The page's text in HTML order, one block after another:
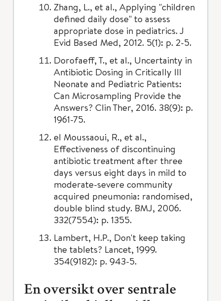
Zhang, L., et al., Applying "children
defined daily dose" to assess
appropriate dose in pediatrics. J
Evid Based Med, 2012. 5(1): p. 2-5.
Dorofaeff, T., et al., Uncertainty in
Antibiotic Dosing in Critically Ill
Neonate and Pediatric Patients:
Can Microsampling Provide the
Answers? Clin Ther, 2016. 38(9): p.
1961-75.
el Moussaoui, R., et al.,
Effectiveness of discontinuing
antibiotic treatment after three
days versus eight days in mild to
moderate-severe community
acquired pneumonia: randomised,
double blind study. BMJ, 2006.
332(7554): p. 1355.
Lambert, H.P., Don't keep taking
the tablets? Lancet, 1999.
354(9182): p. 943-5.
En oversikt over sentrale